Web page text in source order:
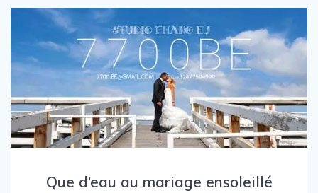
Que d’eau au mariage ensoleillé